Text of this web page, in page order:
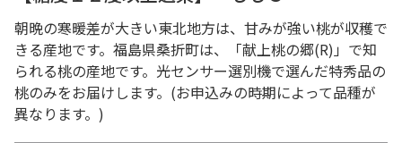
朝晩の寒暖差が大きい東北地方は、甘みが強い桃が収穫で
きる産地です。福島県桑折町は、「献上桃の郷(R)」で知
られる桃の産地です。光センサー選別機で選んだ特秀品の
桃のみをお届けします。(お申込みの時期によって品種が
異なります。)